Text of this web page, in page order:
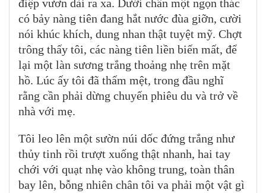
điệp vươn dài ra xa. Dưới chân một ngọn thác
có bảy nàng tiên đang hắt nước đùa giỡn, cười
nói khúc khích, dung nhan thật tuyệt mỹ. Chợt
trông thấy tôi, các nàng tiên liền biến mất, để
lại một làn sương trắng thoảng nhẹ trên mặt
hồ. Lúc ấy tôi đã thấm mệt, trong đầu nghĩ
rằng cần phải dừng chuyến phiêu du và trở về
nhà với mẹ.
Tôi leo lên một sườn núi dốc đứng trắng như
thủy tinh rồi trượt xuống thật nhanh, hai tay
chới với quạt nhẹ vào không trung, toàn thân
bay lên, bỗng nhiên chân tôi va phải một vật gì